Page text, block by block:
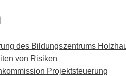
des Bildungszentrums
von Risiken
Projektsteuerung